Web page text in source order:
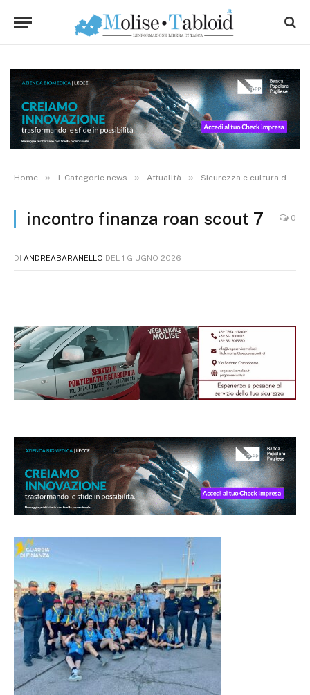
Home » 1. Categorie news » Attualità » Sicurezza e cultura della legalità economica, la Guardia di Finanza incontra i piccoli scout. FOTO
incontro finanza roan scout 7 0
DI ANDREABARANELLO DEL 1 GIUGNO 2026